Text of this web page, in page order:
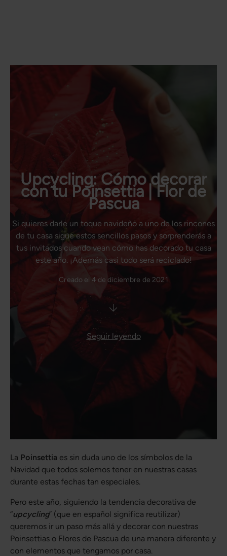
Upcycling: Cómo decorar
con tu Poinsettia | Flor de
Pascua
Si quieres darle un toque navideño a uno de los rincones
de tu casa sigue estos sencillos pasos y sorprenderás a
tus invitados cuando vean cómo has decorado tu casa
este año. ¡Además casi todo será reciclado!
Creado el 4 de diciembre de 2021
Seguir leyendo
La Poinsettia es sin duda uno de los símbolos de la
Navidad que todos solemos tener en nuestras casas
durante estas fechas tan especiales.
Pero este año, siguiendo la tendencia decorativa de
“upcycling” (que en español significa reutilizar)
queremos ir un paso más allá y decorar con nuestras
Poinsettias o Flores de Pascua de una manera diferente y
con elementos que tengamos por casa.